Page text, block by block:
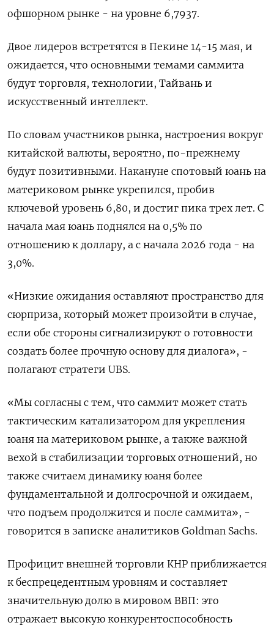
офшорном ⁠рынке - на уровне 6,7937.
Двое лидеров встретятся в Пекине 14-15 ‌мая, и
ожидается, что основными темами ‌саммита
будут торговля, технологии, Тайвань и
искусственный интеллект.
По словам участников рынка, настроения вокруг
китайской валюты, ​вероятно, по-прежнему
будут позитивными. Накануне спотовый юань на
материковом рынке укрепился, пробив
‌ключевой уровень 6,80, и достиг пика трех лет. С
начала мая юань ​поднялся на 0,5% по
отношению к доллару, а с начала 2026 года - ‌на
3,0%.
«Низкие ожидания оставляют пространство для
сюрприза, который может произойти в случае,
если обе стороны сигнализируют о готовности
создать более прочную основу для ​диалога», -
полагают стратеги UBS.
«Мы ​согласны с тем, ‌что саммит может стать
тактическим катализатором для укрепления
юаня на материковом рынке, а ​также важной
вехой в стабилизации торговых отношений, но
также считаем динамику юаня более
фундаментальной и долгосрочной и ожидаем,
что подъем продолжится и после саммита», -
говорится в записке аналитиков Goldman Sachs.
Профицит внешней торговли КНР приближается
к беспрецедентным уровням и составляет
значительную долю в мировом ВВП: это
отражает высокую конкурентоспособность